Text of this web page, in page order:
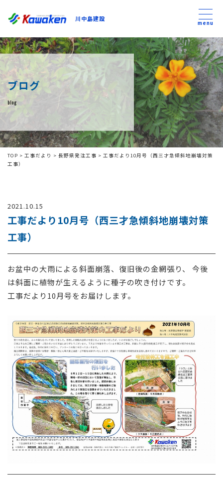
川中島建設
川中島建設
トップ
トピックス
事業内容
私たちについて
コンテンツ
採用情報
お問い合わせ
menu
ブログ
blog
TOP > 工事だより > 長野県発注工事 > 工事だより10月号（西三才急傾斜地崩壊対策
工事）
2021.10.15
工事だより10月号（西三才急傾斜地崩壊対策
工事）
お盆中の大雨による斜面崩落、復旧後の金網張り、 今後
は斜面に植物が生えるように種子の吹き付けです。
工事だより10月号をお届けします。